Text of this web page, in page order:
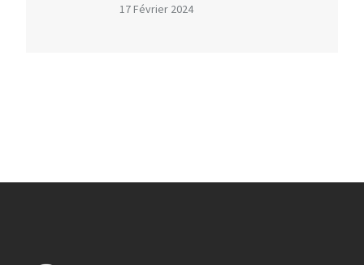
17 Février 2024